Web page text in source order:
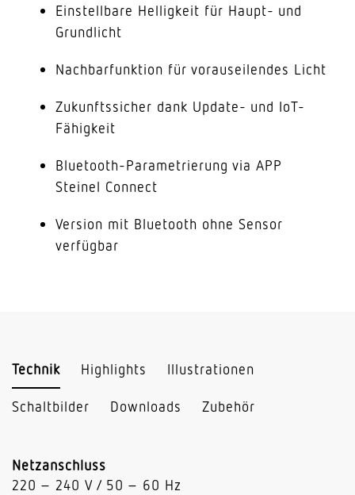
Einstellbare Helligkeit für Haupt- und
Grundlicht
Nachbarfunktion für vorauseilendes Licht
Zukunftssicher dank Update- und IoT-
Fähigkeit
Bluetooth-Parametrierung via APP
Steinel Connect
Version mit Bluetooth ohne Sensor
verfügbar
Technik Highlights Illustrationen
Schaltbilder Downloads Zubehör
Netzanschluss
220 – 240 V / 50 – 60 Hz